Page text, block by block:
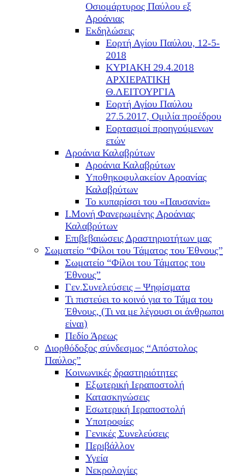
Οσιομάρτυρος Παύλου εξ
Αροάνιας
Εκδηλώσεις
Εορτή Αγίου Παύλου, 12-5-
2018
ΚΥΡΙΑΚΗ 29.4.2018
ΑΡΧΙΕΡΑΤΙΚΗ
Θ.ΛΕΙΤΟΥΡΓΙΑ
Εορτή Αγίου Παύλου
27.5.2017, Ομιλία προέδρου
Εορτασμοί προηγούμενων
ετών
Αροάνια Καλαβρύτων
Αροάνια Καλαβρύτων
Υποθηκοφυλακείον Αροανίας
Καλαβρύτων
Το κυπαρίσσι του «Παυσανία»
Ι.Μονή Φανερωμένης Αροάνιας
Καλαβρύτων
Επιβεβαιώσεις Δραστηριοτήτων μας
Σωματείο “Φίλοι του Τάματος του Έθνους”
Σωματείο “Φίλοι του Τάματος του
Έθνους”
Γεν.Συνελεύσεις – Ψηφίσματα
Τι πιστεύει το κοινό για το Τάμα του
Έθνους, (Τι να με λέγουσι οι άνθρωποι
είναι)
Πεδίο Άρεως
Διορθόδοξος σύνδεσμος “Απόστολος
Παύλος”
Κοινωνικές δραστηριότητες
Εξωτερική Ιεραποστολή
Κατασκηνώσεις
Εσωτερική Ιεραποστολή
Υποτροφίες
Γενικές Συνελεύσεις
Περιβάλλον
Υγεία
Νεκρολογίες